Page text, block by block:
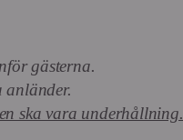
gästerna.
anländer.
ska vara underhållning.